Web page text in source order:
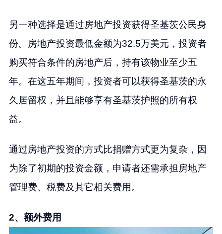
另一种选择是通过房地产投资获得圣基茨公民身
份。房地产投资最低金额为32.5万美元，投资者
购买符合条件的房地产后，持有该物业至少五
年。在这五年期间，投资者可以获得圣基茨的永
久居留权，并且能够享有圣基茨护照的所有权
益。
通过房地产投资的方式比捐赠方式更为复杂，因
为除了初期的投资金额，申请者还需承担房地产
管理费、税费及其它相关费用。
2、额外费用